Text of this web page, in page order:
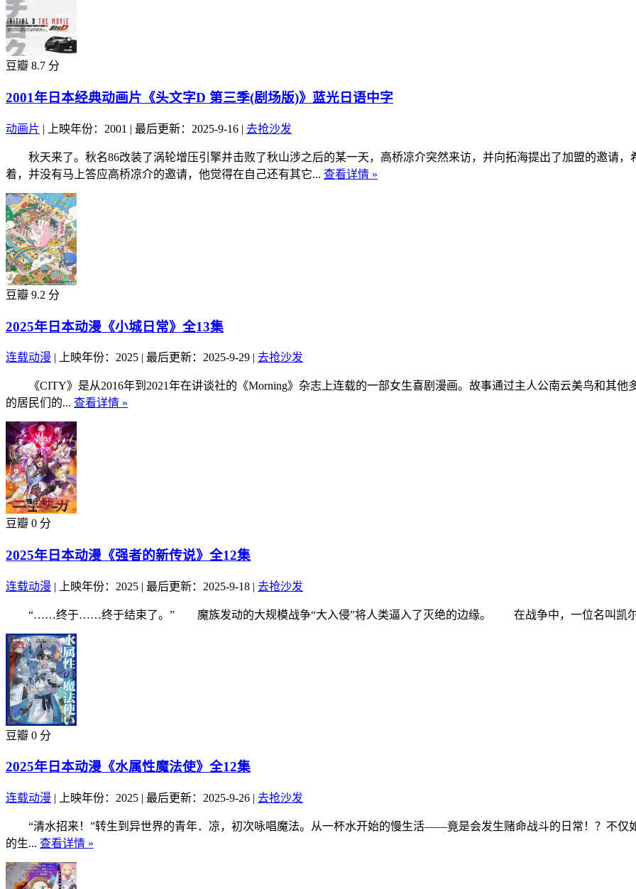
豆瓣 8.7 分
2001年日本经典动画片《头文字D 第三季(剧场版)》蓝光日语中字
动画片 | 上映年份：2001 | 最后更新：2025-9-16 | 去抢沙发
秋天来了。秋名86改装了涡轮增压引擎并击败了秋山涉之后的某一天，高桥凉介突然来访，并向拓海提出了加盟的邀请，
着，并没有马上答应高桥凉介的邀请，他觉得在自己还有其它... 查看详情 »
豆瓣 9.2 分
2025年日本动漫《小城日常》全13集
连载动漫 | 上映年份：2025 | 最后更新：2025-9-29 | 去抢沙发
《CITY》是从2016年到2021年在讲谈社的《Morning》杂志上连载的一部女生喜剧漫画。故事通过主人公南云美鸟和其他
的居民们的... 查看详情 »
豆瓣 0 分
2025年日本动漫《强者的新传说》全12集
连载动漫 | 上映年份：2025 | 最后更新：2025-9-18 | 去抢沙发
“……终于……终于结束了。” 魔族发动的大规模战争“大入侵”将人类逼入了灭绝的边缘。 在战争中，一位名叫凯
豆瓣 0 分
2025年日本动漫《水属性魔法使》全12集
连载动漫 | 上映年份：2025 | 最后更新：2025-9-26 | 去抢沙发
“清水招来！”转生到异世界的青年．凉，初次咏唱魔法。从一杯水开始的慢生活——竟是会发生赌命战斗的日常！？不仅
的生... 查看详情 »